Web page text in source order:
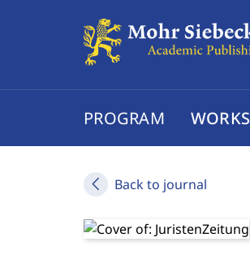
PROGRAM WORKS
Back to journal